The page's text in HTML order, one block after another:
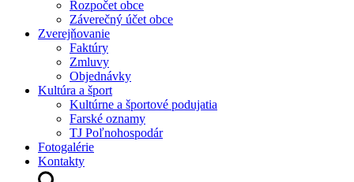
Rozpočet obce
Záverečný účet obce
Zverejňovanie
Faktúry
Zmluvy
Objednávky
Kultúra a šport
Kultúrne a športové podujatia
Farské oznamy
TJ Poľnohospodár
Fotogalérie
Kontakty